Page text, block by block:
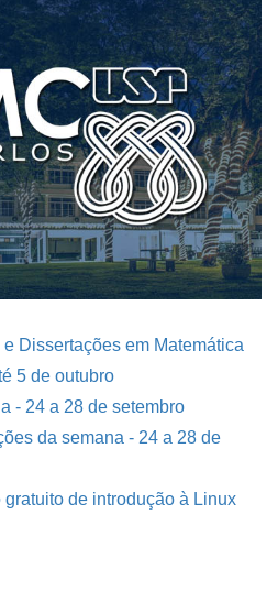
Dissertações em Matemática
5 de outubro
- 24 a 28 de setembro
da semana - 24 a 28 de
gratuito de introdução à Linux